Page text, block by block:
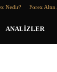
Nedir? Forex
ANALIZLER